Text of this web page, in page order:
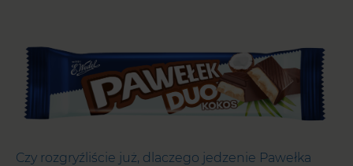
Czy rozgryźliście już, dlaczego jedzenie Pawełka